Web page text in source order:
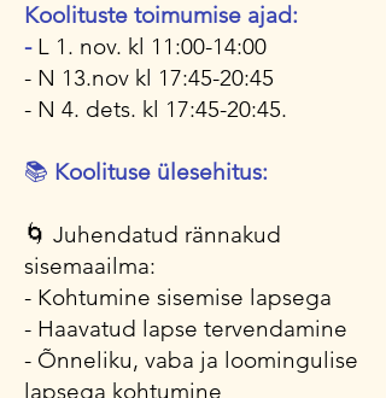
Koolituste toimumise ajad:
- L 1. nov. kl 11:00-14:00
- N 13.nov kl 17:45-20:45
- N 4. dets. kl 17:45-20:45.
📚 Koolituse ülesehitus:
🌀 Juhendatud rännakud
sisemaailma:
- Kohtumine sisemise lapsega
- Haavatud lapse tervendamine
- Õnneliku, vaba ja loomingulise
lapsega kohtumine